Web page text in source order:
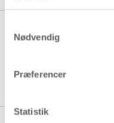
Nødvendig
Præferencer
Statistik